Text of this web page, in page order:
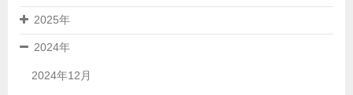
2025年
2024年
2024年12月